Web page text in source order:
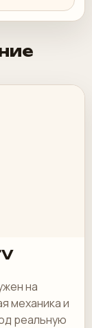
на
механика и
реальную